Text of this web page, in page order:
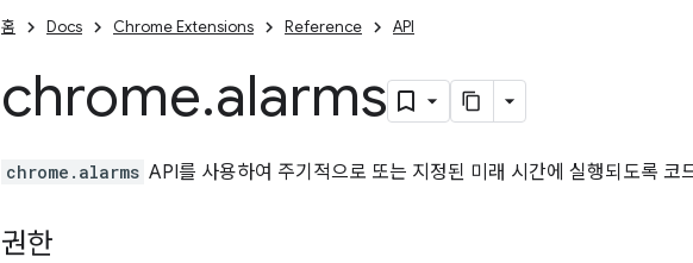
홈 Docs Chrome Extensions Reference API
chrome.alarms
chrome.alarms API를 사용하여 주기적으로 또는 지정된 미래 시간에 실행되도록 코
권한